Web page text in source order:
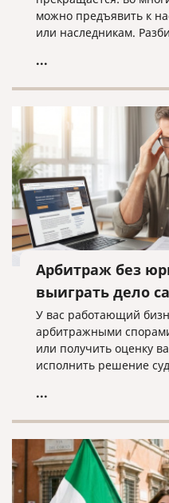
можно предъявить к
или наследникам.
наследство, еще не
...
Арбитраж без
выиграть дело
У вас работающий
арбитражными
или получить оценку
исполнить решение
...